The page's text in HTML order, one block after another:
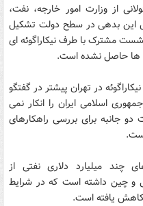
از وزارت امور خارجه، نفت،
این بدهی در سطح دولت تشکیل
مشترک با طرف نیکاراگوئه ای
ها حاصل نشده است.
در تهران پیشتر در گفتگو
اسلامی ایران را انکار نمی
جانبه برای بررسی راهکارهای
میلیارد دلاری نفتی از
و چین داشته است که در شرایط
یافته است.